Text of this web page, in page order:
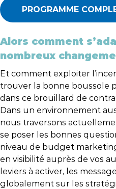
PROGRAMME
Alors comment
nombreux
Et comment exploiter
trouver la bonne boussole
dans ce brouillard de
Dans un environnement
nous traversons
se poser les bonnes
niveau de budget
en visibilité auprès de vos
leviers à activer, les
globalement sur les